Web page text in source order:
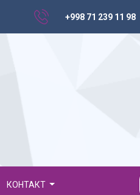
+998 71 239 11 98
КОНТАКТ